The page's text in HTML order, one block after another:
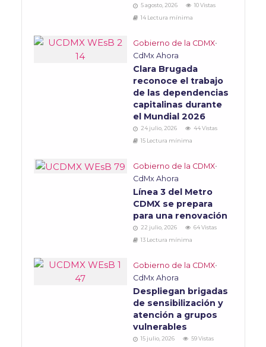
5 agosto, 2026
10 Vistas
14 Lectura mínima
Gobierno de la CDMX•
CdMx Ahora
Clara Brugada
reconoce el trabajo
de las dependencias
capitalinas durante
el Mundial 2026
24 julio, 2026
44 Vistas
15 Lectura mínima
Gobierno de la CDMX•
CdMx Ahora
Línea 3 del Metro
CDMX se prepara
para una renovación
22 julio, 2026
64 Vistas
13 Lectura mínima
Gobierno de la CDMX•
CdMx Ahora
Despliegan brigadas
de sensibilización y
atención a grupos
vulnerables
15 julio, 2026
59 Vistas